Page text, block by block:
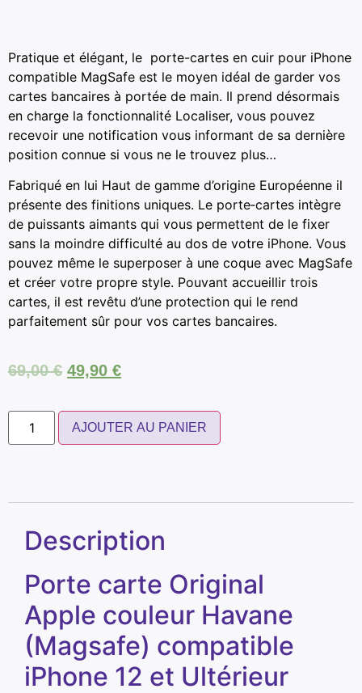
Pratique et élégant, le porte-cartes en cuir pour iPhone
compatible MagSafe est le moyen idéal de garder vos
cartes bancaires à portée de main. Il prend désormais
en charge la fonctionnalité Localiser, vous pouvez
recevoir une notification vous informant de sa dernière
position connue si vous ne le trouvez plus…
Fabriqué en lui Haut de gamme d’origine Européenne il
présente des finitions uniques. Le porte‑cartes intègre
de puissants aimants qui vous permettent de le fixer
sans la moindre difficulté au dos de votre iPhone. Vous
pouvez même le superposer à une coque avec MagSafe
et créer votre propre style. Pouvant accueillir trois
cartes, il est revêtu d’une protection qui le rend
parfaitement sûr pour vos cartes bancaires.
69,00€ 49,90 €
AJOUTER AU PANIER
Description
Porte carte Original
Apple couleur Havane
(Magsafe) compatible
iPhone 12 et Ultérieur